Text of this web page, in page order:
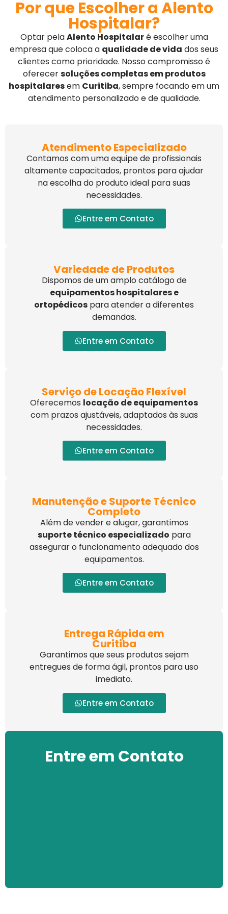
Por que Escolher a Alento
Hospitalar?
Optar pelaAlento Hospitalaré escolher uma
empresa que coloca a qualidade de vida dos seus
clientes como prioridade. Nosso compromisso é
oferecersoluções completas em produtos
hospitalaresem Curitiba, sempre focando em um
atendimento personalizado e de qualidade.
Atendimento Especializado
Contamos com uma equipe de profissionais
altamente capacitados, prontos para ajudar
na escolha do produto ideal para suas
necessidades.
Entre em Contato
Variedade de Produtos
Dispomos de um amplo catálogo de
equipamentos hospitalares e
ortopédicos para atender a diferentes
demandas.
Entre em Contato
Serviço de Locação Flexível
Oferecemos locação de equipamentos
com prazos ajustáveis, adaptados às suas
necessidades.
Entre em Contato
Manutenção e Suporte Técnico
Completo
Além de vender e alugar, garantimos
suporte técnico especializado para
assegurar o funcionamento adequado dos
equipamentos.
Entre em Contato
Entrega Rápida em
Curitiba
Garantimos que seus produtos sejam
entregues de forma ágil, prontos para uso
imediato.
Entre em Contato
Entre em Contato